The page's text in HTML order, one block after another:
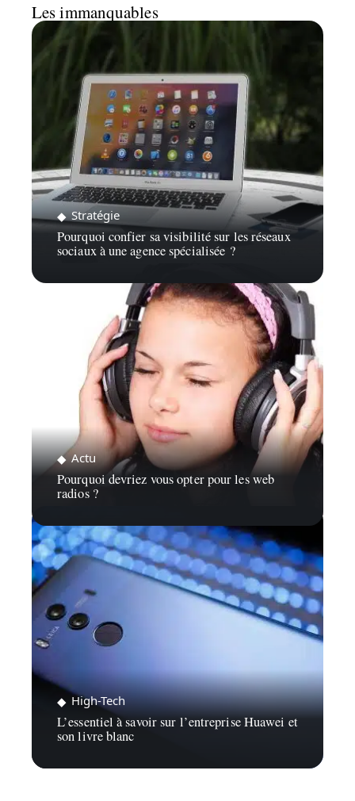
Les immanquables
Stratégie
Pourquoi confier sa visibilité sur les réseaux
sociaux à une agence spécialisée ?
Actu
Pourquoi devriez vous opter pour les web
radios ?
High-Tech
L’essentiel à savoir sur l’entreprise Huawei et
son livre blanc